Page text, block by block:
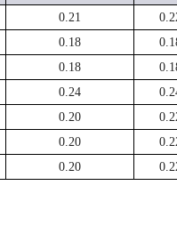
0.21
0.18
0.18
0.24
0.20
0.20
0.20